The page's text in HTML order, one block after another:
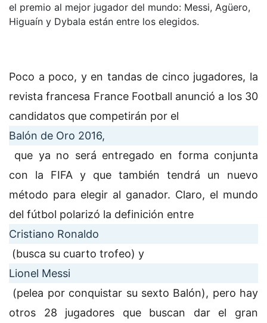
el premio al mejor jugador del mundo: Messi, Agüero,
Higuaín y Dybala están entre los elegidos.
Poco a poco, y en tandas de cinco jugadores, la
revista francesa France Football anunció a los 30
candidatos que competirán por el
Balón de Oro 2016,
que ya no será entregado en forma conjunta
con la FIFA y que también tendrá un nuevo
método para elegir al ganador. Claro, el mundo
del fútbol polarizó la definición entre
Cristiano Ronaldo
(busca su cuarto trofeo) y
Lionel Messi
(pelea por conquistar su sexto Balón), pero hay
otros 28 jugadores que buscan dar el gran